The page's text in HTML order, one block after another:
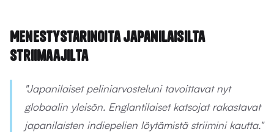
Menestystarinoita japanilaisilta
striimaajilta
"Japanilaiset peliniarvosteluni tavoittavat nyt
globaalin yleisön. Englantilaiset katsojat rakastavat
japanilaisten indiepelien löytämistä striimini kautta."